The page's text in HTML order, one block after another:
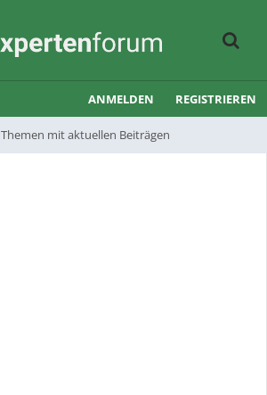
Themen mit aktuellen Beiträgen
ANMELDEN REGISTRIEREN